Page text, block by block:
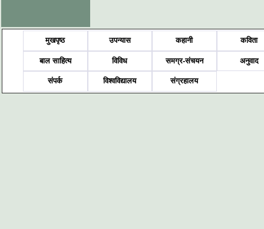
मुखपृष्ठ उपन्यास कहानी कविता
बाल साहित्य विविध समग्र-संचयन अनुवाद
संपर्क विश्वविद्यालय संग्रहालय